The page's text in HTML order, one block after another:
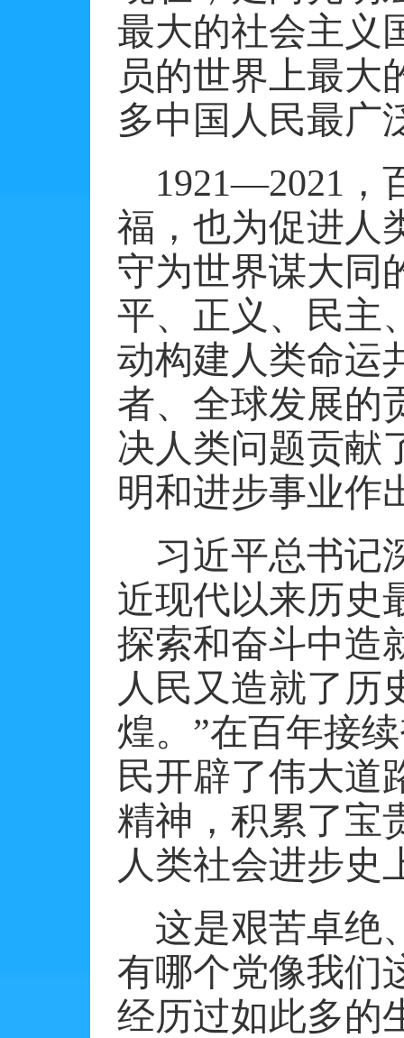
最大的社会主义
员的世界上最大
多中国人民最广
1921—2021
福，也为促进人
守为世界谋大同
平、正义、民主
动构建人类命运
者、全球发展的
决人类问题贡献
明和进步事业作
习近平总书记
近现代以来历史
探索和奋斗中造
人民又造就了历
煌。”在百年接
民开辟了伟大道
精神，积累了宝
人类社会进步史
这是艰苦卓绝
有哪个党像我们
经历过如此多的